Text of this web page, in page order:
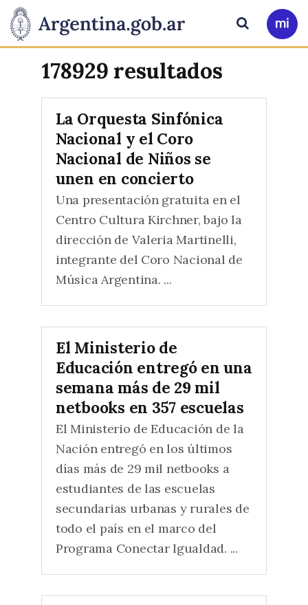
Presidencia
de
Nación
Pasar al contenido principal
Ir
a
Buscar
178929 resultados
La Orquesta Sinfónica
Nacional y el Coro
Nacional de Niños se
unen en concierto
Una presentación gratuita en el
Centro Cultura Kirchner, bajo la
dirección de Valeria Martinelli,
integrante del Coro Nacional de
Música Argentina. ...
El Ministerio de
Educación entregó en una
semana más de 29 mil
netbooks en 357 escuelas
El Ministerio de Educación de la
Nación entregó en los últimos
días más de 29 mil netbooks a
estudiantes de las escuelas
secundarias urbanas y rurales de
todo el país en el marco del
Programa Conectar Igualdad. ...